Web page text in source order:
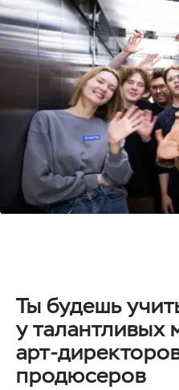
Ты будешь
у талантливых
арт-
продюсеров